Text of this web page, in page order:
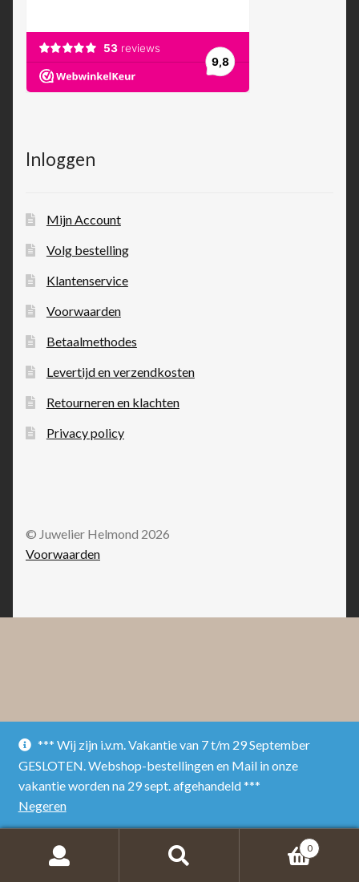
*** Wij zijn i.v.m. Vakantie van 7 t/m 29 September
GESLOTEN. Webshop-bestellingen en Mail in onze
vakantie worden na 29 sept. afgehandeld ***
Negeren
Inloggen
Mijn Account
Volg bestelling
Klantenservice
Voorwaarden
Betaalmethodes
Levertijd en verzendkosten
Retourneren en klachten
Privacy policy
© Juwelier Helmond 2026
Voorwaarden
0